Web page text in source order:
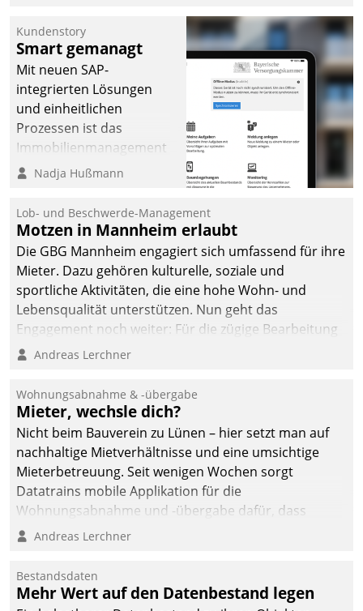
Kundenstory
Smart gemanagt
Mit neuen SAP-
integrierten Lösungen
und einheitlichen
Prozessen ist das
Immobilienmanagement
der Bayerischen
Ressort Kapitalanlage für
künftige Aufgaben und
Herausforderungen
gerüstet.
Nadja Hußmann
Lob- und Beschwerde-Management
Motzen in Mannheim erlaubt
Die GBG Mannheim engagiert sich umfassend für ihre
Mieter. Dazu gehören kulturelle, soziale und
sportliche Aktivitäten, die eine hohe Wohn- und
Lebensqualität unterstützen. Nun geht das
Engagement noch weiter: Für die zügige Bearbeitung
von Beschwerden – oder Lob – richtet das
und Beschwerde-Management einen eigenen Kanal
ein.
Andreas Lerchner
Wohnungsabnahme & -übergabe
Mieter, wechsle dich?
Nicht beim Bauverein zu Lünen – hier setzt man auf
nachhaltige Mietverhältnisse und eine umsichtige
Mieterbetreuung. Seit wenigen Wochen sorgt
Datatrains mobile Applikation für die
Wohnungsabnahme und -übergabe dafür, dass
Mieter wohlgeordnet kommen und, so es sein muss,
Andreas Lerchner
Bestandsdaten
Mehr Wert auf den Datenbestand legen